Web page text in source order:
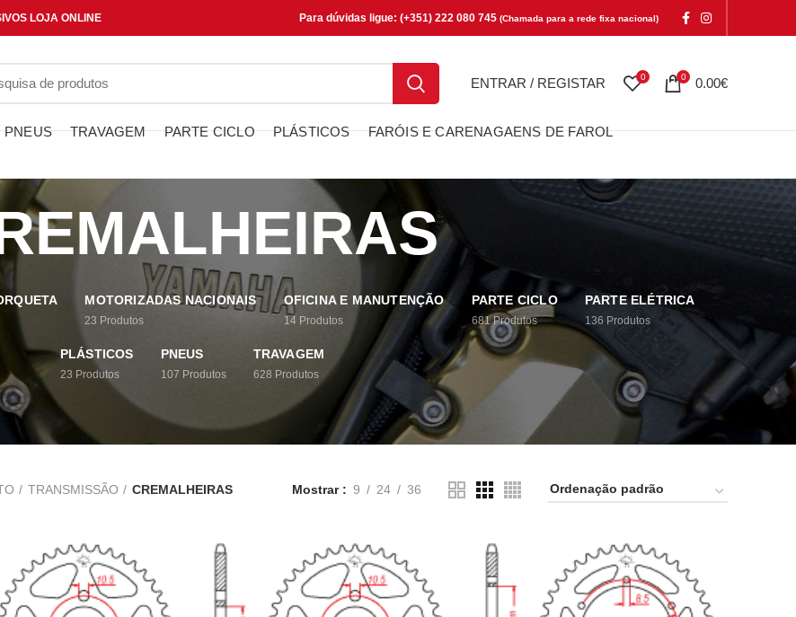
LOJA ONLINE Para dúvidas ligue: (+351) 222 080 745 (Chamada para a rede fixa nacional)
ENTRAR / REGISTAR 0 0 0.00€
PNEUS TRAVAGEM PARTE CICLO PLÁSTICOS FARÓIS E CARENAGAENS DE FAROL
MOTORIZADAS NACIONAIS
23 Produtos
OFICINA E MANUTENÇÃO
14 Produtos
PARTE CICLO
681 Produtos
PARTE ELÉTRICA
136 Produtos
PLÁSTICOS
23 Produtos
PNEUS
107 Produtos
TRAVAGEM
628 Produtos
TRANSMISSÃO CREMALHEIRAS Mostrar 9 24 36